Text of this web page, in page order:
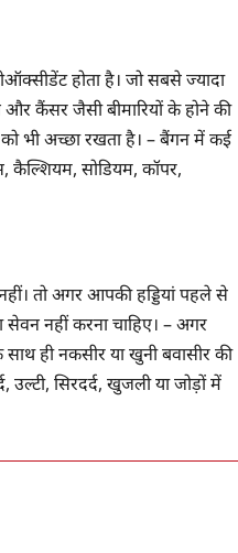
होता है। जो सबसे ज्यादा
और कैंसर जैसी बीमारियों के होने की
भी अच्छा रखता है। – बैंगन में कई
कैल्शियम, सोडियम, कॉपर,
तो अगर आपकी हड्डियां पहले से
सेवन नहीं करना चाहिए। – अगर
ही नकसीर या खुनी बवासीर की
सिरदर्द, खुजली या जोड़ों में